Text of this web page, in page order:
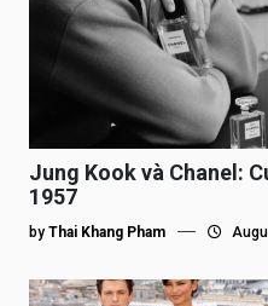
Jung Kook và Chanel:
1957
by Thai Khang Pham